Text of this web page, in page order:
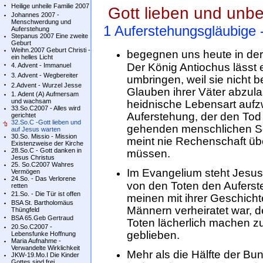
Heilige unheile Familie 2007
Johannes 2007 -
Menschwerdung und
Auferstehung
Stepanus 2007 Eine zweite
Geburt
Weihn.2007 Geburt Christi -
ein helles Licht
4. Advent - Immanuel
3. Advent - Wegbereiter
2.Advent - Wurzel Jesse
1. Adent (A) Aufmersam
und wachsam
33.So.C2007 - Alles wird
gerichtet
32.So.C -Gott lieben und
auf Jesus warten
30.So. Missio - Mission
Existenzweise der Kirche
28.So.C - Gott danken in
Jesus Christus
25. So.C2007 Wahres
Vermögen
24.So. - Das Verlorene
retten
21.So. - Die Tür ist offen
BSA St. Bartholomäus
Thüngfeld
BSA 65.Geb Gertraud
20.So.C2007 -
Lebensfunke Hoffnung
Maria Aufnahme -
Verwandelte Wirklichkeit
JKW-19.Mo.I Die Kinder
Gott lieben und
1 Auferstehungsgläubige
begegnen uns heute in
Der König Antiochus lässt
umbringen, weil sie nicht
Glauben ihrer Väter
heidnische Lebensart
Auferstehung, der den
gehenden menschlichen
meint nie Rechenschaft
müssen.
Im Evangelium steht
von den Toten den
meinen mit ihrer
Männern verheiratet war,
Toten lächerlich machen
geblieben.
Mehr als die Hälfte der